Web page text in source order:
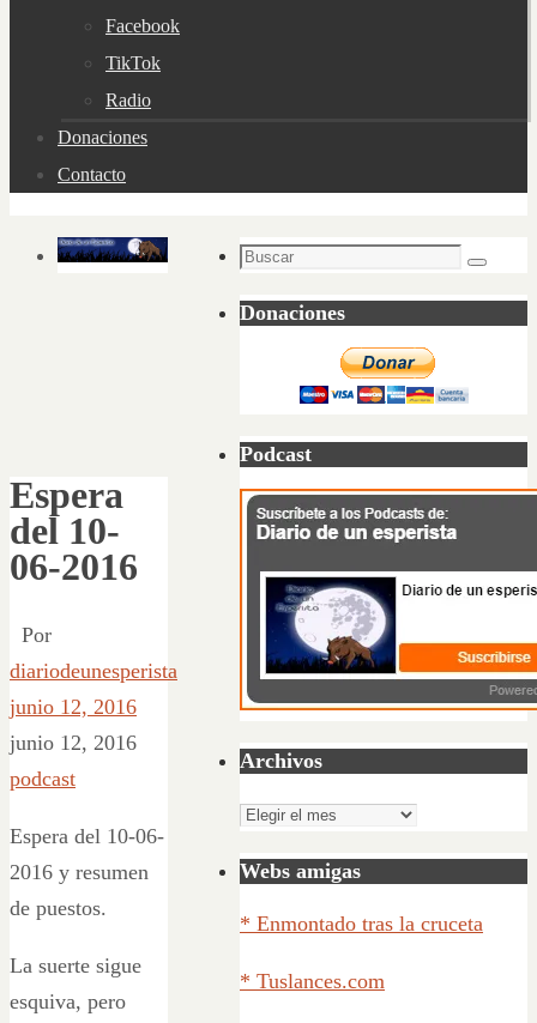
Facebook
TikTok
Radio
Donaciones
Contacto
Espera
del 10-
06-2016
Por
diariodeunesperista
junio 12, 2016
junio 12, 2016
podcast
Espera del 10-06-
2016 y resumen
de puestos.
La suerte sigue
esquiva, pero
Buscar:
Buscar
Donaciones
Podcast
Archivos
Archivos
Webs amigas
* Enmontado tras la cruceta
* Tuslances.com